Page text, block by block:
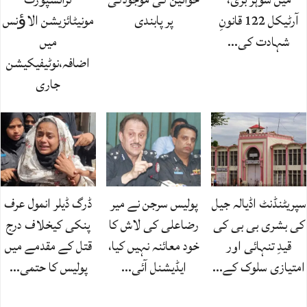
آرٹیکل 122 قانونِ
شہادت کی…
پر پابندی
مونیٹائزیشن الاﺅنس
میں
اضافہ،نوٹیفیکیشن
جاری
سپریٹنڈنٹ اڈیالہ جیل
کی بشری بی بی کی
قیدِ تنہائی اور
امتیازی سلوک کے…
پولیس سرجن نے میر
رضاعلی کی لاش کا
خود معائنہ نہیں کیا،
ایڈیشنل آئی…
ڈرگ ڈیلر انمول عرف
پنکی کیخلاف درج
قتل کے مقدمے میں
پولیس کا حتمی…